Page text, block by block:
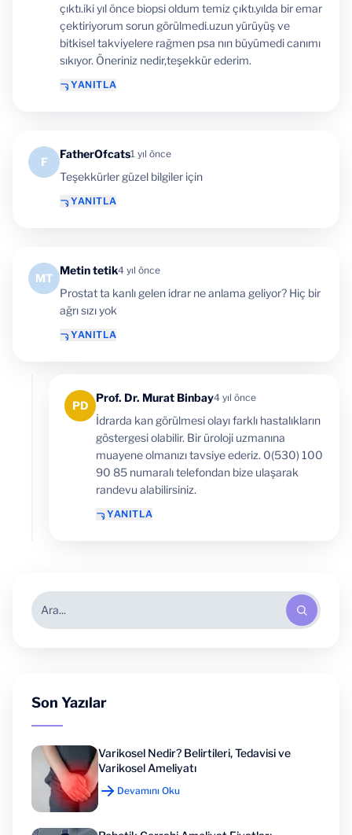
çıktı.iki yıl önce biopsi oldum temiz çıktı.yılda bir emar
çektiriyorum sorun görülmedi.uzun yürüyüş ve
bitkisel takviyelere rağmen psa nın büyümedi canımı
sıkıyor. Öneriniz nedir,teşekkür ederim.
YANITLA
F
FatherOfcats1 yıl önce
Teşekkürler güzel bilgiler için
YANITLA
MT
Metin tetik4 yıl önce
Prostat ta kanlı gelen idrar ne anlama geliyor? Hiç bir
ağrı sızı yok
YANITLA
PD
Prof. Dr. Murat Binbay4 yıl önce
İdrarda kan görülmesi olayı farklı hastalıkların
göstergesi olabilir. Bir üroloji uzmanına
muayene olmanızı tavsiye ederiz. 0(530) 100
90 85 numaralı telefondan bize ulaşarak
randevu alabilirsiniz.
YANITLA
Son Yazılar
Varikosel Nedir? Belirtileri, Tedavisi ve
Varikosel Ameliyatı
Devamını Oku